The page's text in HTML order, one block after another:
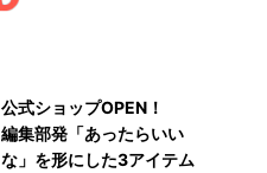
公式ショップOPEN！
編集部発「あったらいい
な」を形にした3アイテム